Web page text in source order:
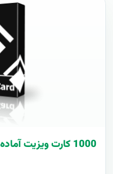
1000 کارت ويزيت آماده